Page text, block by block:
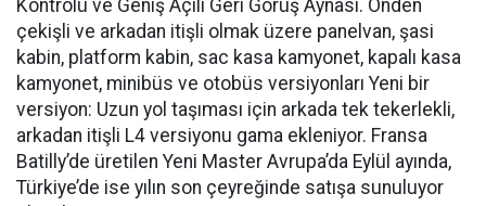
Kontrolü ve Geniş Açılı Geri Görüş Aynası. Önden
çekişli ve arkadan itişli olmak üzere panelvan, şasi
kabin, platform kabin, sac kasa kamyonet, kapalı kasa
kamyonet, minibüs ve otobüs versiyonları Yeni bir
versiyon: Uzun yol taşıması için arkada tek tekerlekli,
arkadan itişli L4 versiyonu gama ekleniyor. Fransa
Batilly’de üretilen Yeni Master Avrupa’da Eylül ayında,
Türkiye’de ise yılın son çeyreğinde satışa sunuluyor